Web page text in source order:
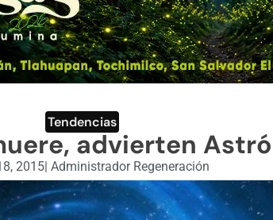
Tendencias
advierten
2015 Administrador Regeneración